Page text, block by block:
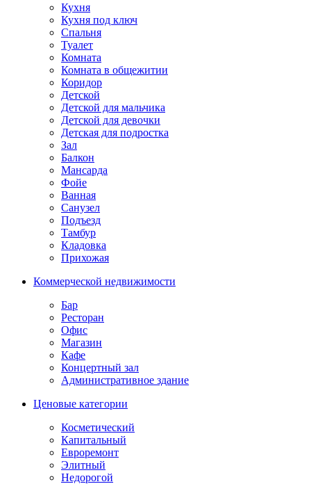
Кухня
Кухня под ключ
Спальня
Туалет
Комната
Комната в общежитии
Коридор
Детской
Детской для мальчика
Детской для девочки
Детская для подростка
Зал
Балкон
Мансарда
Фойе
Ванная
Санузел
Подъезд
Тамбур
Кладовка
Прихожая
Коммерческой недвижимости
Бар
Ресторан
Офис
Магазин
Кафе
Концертный зал
Административное здание
Ценовые категории
Косметический
Капитальный
Евроремонт
Элитный
Недорогой